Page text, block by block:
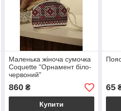
Маленька жіноча сумочка
Coquette "Орнамент біло-
червоний"
860₴
Купити
65